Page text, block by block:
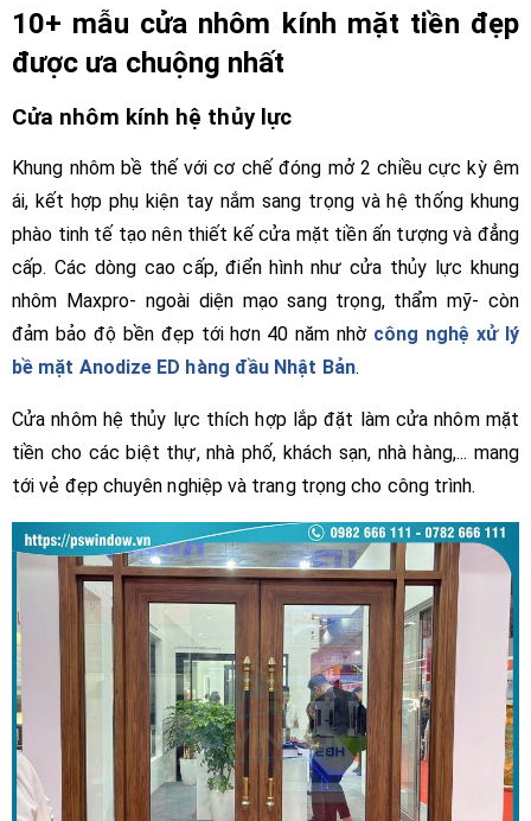
10+ mẫu cửa nhôm kính mặt tiền đẹp
được ưa chuộng nhất
Cửa nhôm kính hệ thủy lực
Khung nhôm bề thế với cơ chế đóng mở 2 chiều cực kỳ êm
ái, kết hợp phụ kiện tay nắm sang trọng và hệ thống khung
phào tinh tế tạo nên thiết kế cửa mặt tiền ấn tượng và đẳng
cấp. Các dòng cao cấp, điển hình như cửa thủy lực khung
nhôm Maxpro- ngoài diện mạo sang trọng, thẩm mỹ- còn
đảm bảo độ bền đẹp tới hơn 40 năm nhờ công nghệ xử lý
bề mặt Anodize ED hàng đầu Nhật Bản.
Cửa nhôm hệ thủy lực thích hợp lắp đặt làm cửa nhôm mặt
tiền cho các biệt thự, nhà phố, khách sạn, nhà hàng,... mang
tới vẻ đẹp chuyên nghiệp và trang trọng cho công trình.